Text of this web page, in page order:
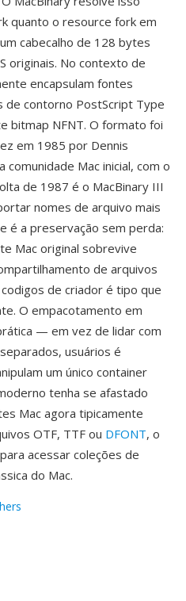
quanto o resource fork em
cabecalho de 128 bytes
originais. No contexto de
encapsulam fontes
de contorno PostScript Type
bitmap NFNT. O formato foi
em 1985 por Dennis
Mac inicial, com o
de 1987 é o MacBinary III
nomes de arquivo mais
é a preservação sem perda:
Mac original sobrevive
de arquivos
de criador é tipo que
O empacotamento em
— em vez de lidar com
usuários é
um único container
tenha se afastado
Mac agora tipicamente
OTF, TTF ou DFONT, o
acessar coleções de
do Mac.